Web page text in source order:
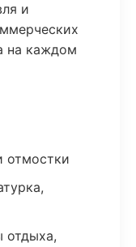
и
на каждом
отмостки
отдыха,